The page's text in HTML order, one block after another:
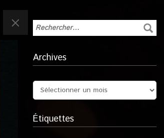
Archives
Étiquettes